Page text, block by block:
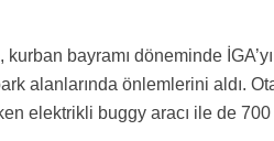
bayramı döneminde
alanlarında önlemlerini aldı.
elektrikli buggy aracı ile de